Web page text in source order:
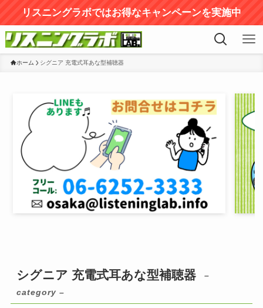
リスニングラボではお得なキャンペーンを実施中
ホーム シグニア 充電式耳あな型補聴器
シグニア 充電式耳あな型補聴器
–
category –